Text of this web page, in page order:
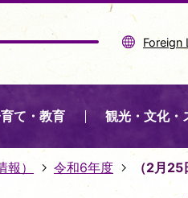
Foreign
て・教育 観光・文化・
） 令和6年度 （2月